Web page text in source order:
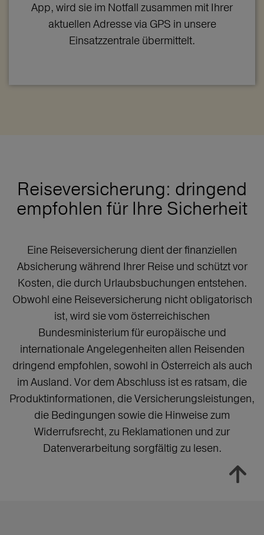
App, wird sie im Notfall zusammen mit Ihrer
aktuellen Adresse via GPS in unsere
Einsatzzentrale übermittelt.
Reiseversicherung: dringend
empfohlen für Ihre Sicherheit
Eine Reiseversicherung dient der finanziellen
Absicherung während Ihrer Reise und schützt vor
Kosten, die durch Urlaubsbuchungen entstehen.
Obwohl eine Reiseversicherung nicht obligatorisch
ist, wird sie vom österreichischen
Bundesministerium für europäische und
internationale Angelegenheiten allen Reisenden
dringend empfohlen, sowohl in Österreich als auch
im Ausland. Vor dem Abschluss ist es ratsam, die
Produktinformationen, die Versicherungsleistungen,
die Bedingungen sowie die Hinweise zum
Widerrufsrecht, zu Reklamationen und zur
Datenverarbeitung sorgfältig zu lesen.